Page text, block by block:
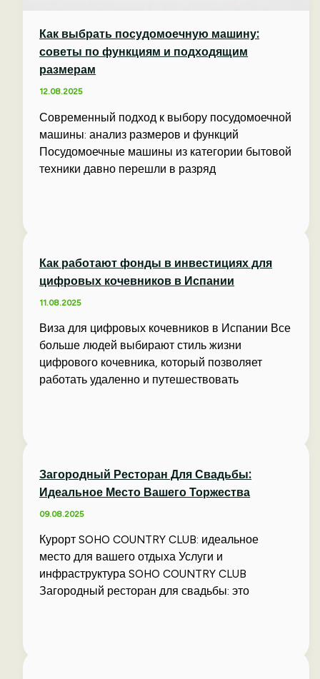
Как выбрать посудомоечную машину:
советы по функциям и подходящим
размерам
12.08.2025
Современный подход к выбору посудомоечной
машины: анализ размеров и функций
Посудомоечные машины из категории бытовой
техники давно перешли в разряд
Как работают фонды в инвестициях для
цифровых кочевников в Испании
11.08.2025
Виза для цифровых кочевников в Испании Все
больше людей выбирают стиль жизни
цифрового кочевника, который позволяет
работать удаленно и путешествовать
Загородный Ресторан Для Свадьбы:
Идеальное Место Вашего Торжества
09.08.2025
Курорт SOHO COUNTRY CLUB: идеальное
место для вашего отдыха Услуги и
инфраструктура SOHO COUNTRY CLUB
Загородный ресторан для свадьбы: это